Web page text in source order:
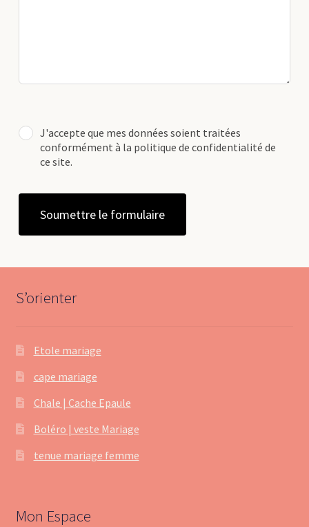
J'accepte que mes données soient traitées
conformément à la politique de confidentialité de
ce site.
Soumettre le formulaire
S’orienter
Etole mariage
cape mariage
Chale | Cache Epaule
Boléro | veste Mariage
tenue mariage femme
Mon Espace